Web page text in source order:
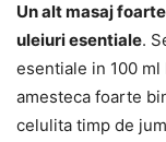
Un alt masaj
uleiuri esentiale.
esentiale in 100
amesteca foarte
celulita timp de